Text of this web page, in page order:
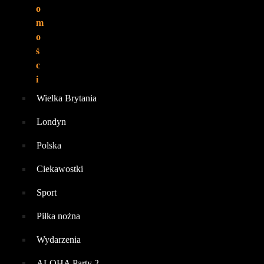
o
m
o
ś
c
i
Wielka Brytania
Londyn
Polska
Ciekawostki
Sport
Piłka nożna
Wydarzenia